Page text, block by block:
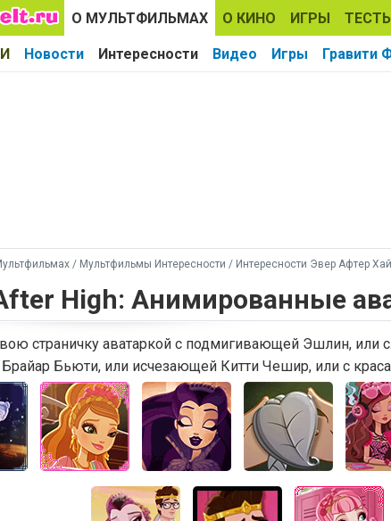
О МУЛЬТФИЛЬМАХ О КИНО ИГРЫ
Новости Интересности Видео Игры Гравити
/ Мультфильмы Интересности / Интересности Эвер Афтер Хай
High: Анимированные
страничку аватаркой с подмигивающей Эшлин, или
Бьюти, или исчезающей Китти Чешир, или с